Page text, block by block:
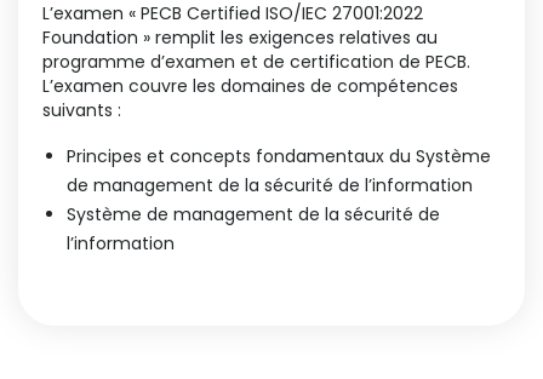
L’examen « PECB Certified ISO/IEC 27001:2022
Foundation » remplit les exigences relatives au
programme d’examen et de certification de PECB.
L’examen couvre les domaines de compétences
suivants :
Principes et concepts fondamentaux du Système
de management de la sécurité de l’information
Système de management de la sécurité de
l’information